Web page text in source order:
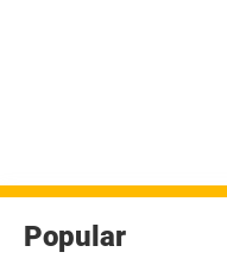
Popular